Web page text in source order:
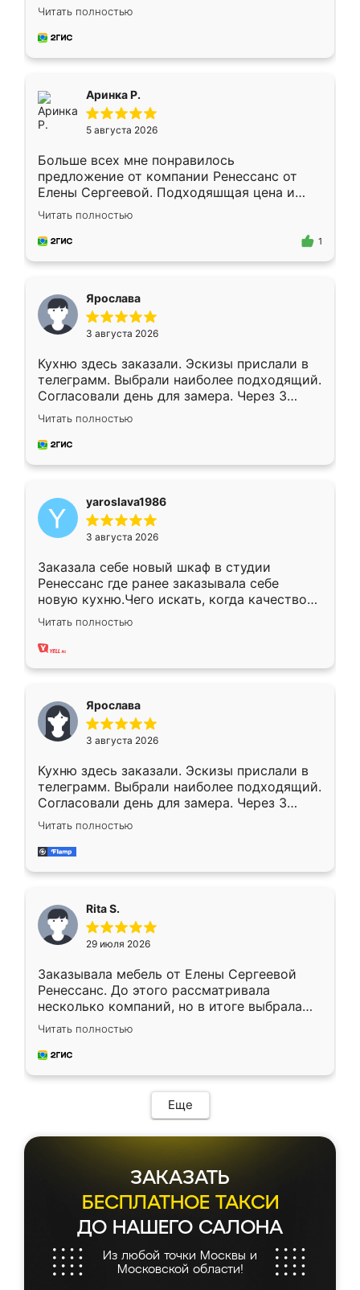
Замерщик приехал в субботу, подошёл к
делу со всей ответственностью. Собрали
за день, ребята работали аккуратно, даже
Читать полностью
Аринка Р.
5 августа 2026
Больше всех мне понравилось
предложение от компании Ренессанс от
Елены Сергеевой. Подходяшщая цена и
короткие сроки изготовления. Приехавший
для замера сотрудник Владислав
предложил по моему эскизу самый
Читать полностью
1
Ярослава
3 августа 2026
Кухню здесь заказали. Эскизы прислали в
телеграмм. Выбрали наиболее подходящий.
Согласовали день для замера. Через 3
недели кухня была уже готова. Остались
довольны работой. Спасибо Ренессанс
мебель за качественную работу!
Читать полностью
yaroslava1986
3 августа 2026
Заказала себе новый шкаф в студии
Ренессанс где ранее заказывала себе
новую кухню.Чего искать, когда качеством
вполне довольна. Служит кухня уже почти
два года, нареканий нет.
Читать полностью
Ярослава
3 августа 2026
Кухню здесь заказали. Эскизы прислали в
телеграмм. Выбрали наиболее подходящий.
Согласовали день для замера. Через 3
недели кухня была уже готова. Остались
довольны работой. Спасибо Ренессанс
мебель за качественную работу!
Читать полностью
Rita S.
29 июля 2026
Заказывала мебель от Елены Сергеевой
Ренессанс. До этого рассматривала
несколько компаний, но в итоге выбрала
эту. Сначала обговорили условия, потом
приехал замерщик, всё спокойно объяснил
и снял размеры. Изготовили в срок, с
мебель сразу встала на свое место без
каких-либо доработок. Качеством осталась
довольна, все выглядит так, как и ожидала.
Читать полностью
Еще
ЗАКАЗАТЬ
БЕСПЛАТНОЕ ТАКСИ
ДО НАШЕГО САЛОНА
Из любой точки Москвы и
Московской области!